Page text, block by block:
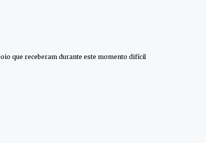
que receberam durante este momento difícil